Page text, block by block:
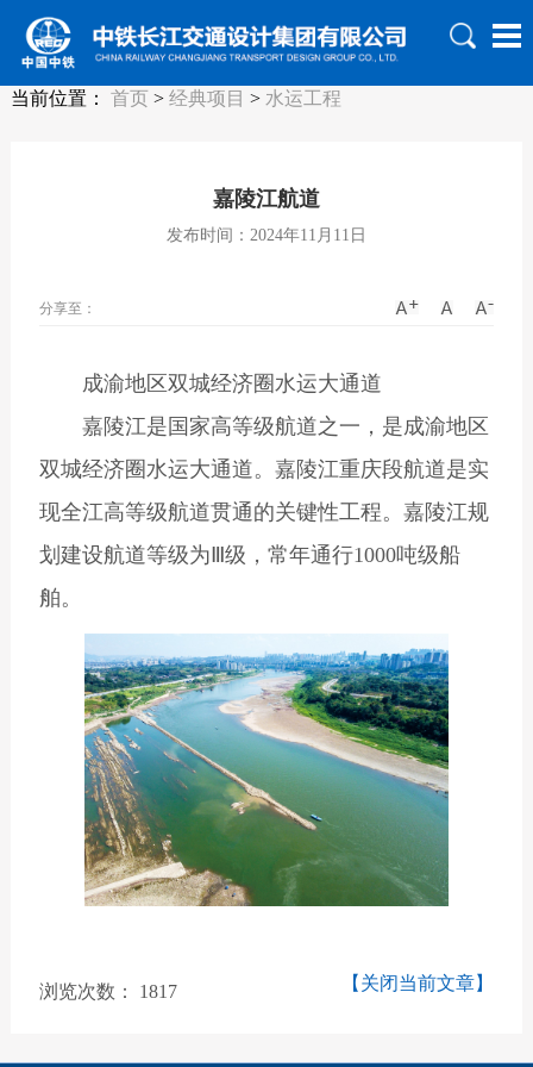
当前位置： 首页> 经典项目 > 水运工程
嘉陵江航道
发布时间：2024年11月11日
分享至：
成渝地区双城经济圈水运大通道
嘉陵江是国家高等级航道之一，是成渝地区
双城经济圈水运大通道。嘉陵江重庆段航道是实
现全江高等级航道贯通的关键性工程。嘉陵江规
划建设航道等级为Ⅲ级，常年通行1000吨级船
舶。
浏览次数： 1817 【关闭当前文章】